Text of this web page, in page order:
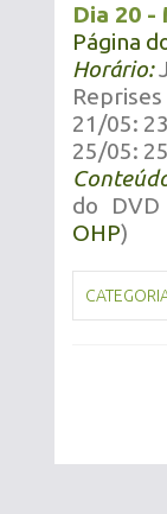
Dia 20 -
Página
Horário:
21/05:
25/05:
do DVD
OHP)